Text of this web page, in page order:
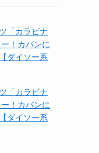
「カラビナ
！カバンに
ダイソー系
「カラビナ
！カバンに
ダイソー系